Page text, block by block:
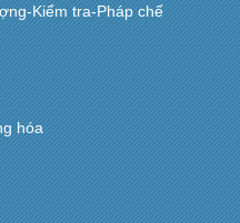
Kiểm tra-Pháp chế
hóa